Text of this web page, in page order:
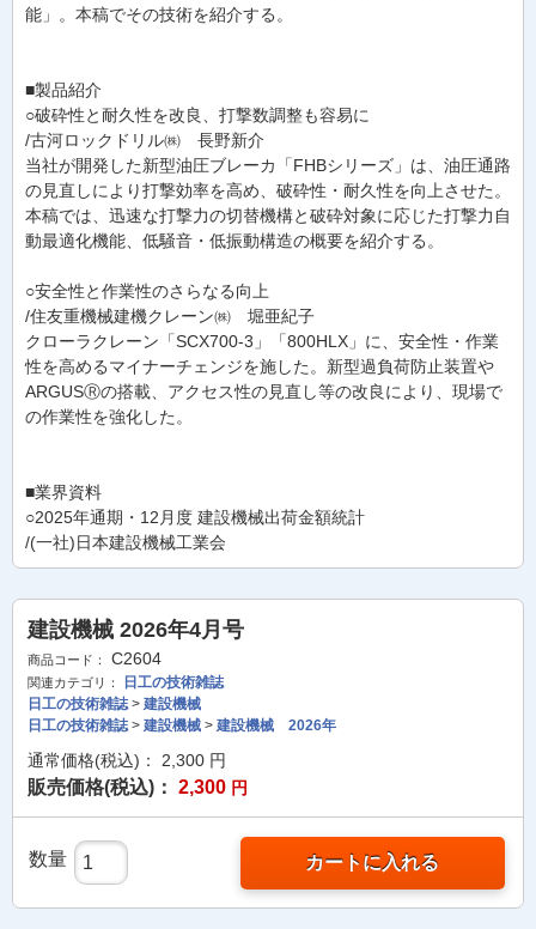
能」。本稿でその技術を紹介する。
■製品紹介
○破砕性と耐久性を改良、打撃数調整も容易に
/古河ロックドリル㈱ 長野新介
当社が開発した新型油圧ブレーカ「FHBシリーズ」は、油圧通路
の見直しにより打撃効率を高め、破砕性・耐久性を向上させた。
本稿では、迅速な打撃力の切替機構と破砕対象に応じた打撃力自
動最適化機能、低騒音・低振動構造の概要を紹介する。
○安全性と作業性のさらなる向上
/住友重機械建機クレーン㈱ 堀亜紀子
クローラクレーン「SCX700-3」「800HLX」に、安全性・作業
性を高めるマイナーチェンジを施した。新型過負荷防止装置や
ARGUSⓇの搭載、アクセス性の見直し等の改良により、現場で
の作業性を強化した。
■業界資料
○2025年通期・12月度 建設機械出荷金額統計
/(一社)日本建設機械工業会
建設機械 2026年4月号
商品コード： C2604
関連カテゴリ：
日工の技術雑誌
日工の技術雑誌> 建設機械
日工の技術雑誌> 建設機械 > 建設機械 2026年
通常価格(税込)： 2,300 円
販売価格(税込)： 2,300 円
数量 カートに入れる